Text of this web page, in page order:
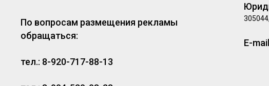
По вопросам размещения рекламы
обращаться:
тел.: 8-920-717-88-13
E-